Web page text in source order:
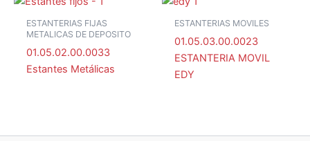
ESTANTERIAS FIJAS
METALICAS DE DEPOSITO
01.05.02.00.0033
Estantes Metálicas
ESTANTERIAS MOVILES
01.05.03.00.0023
ESTANTERIA MOVIL
EDY